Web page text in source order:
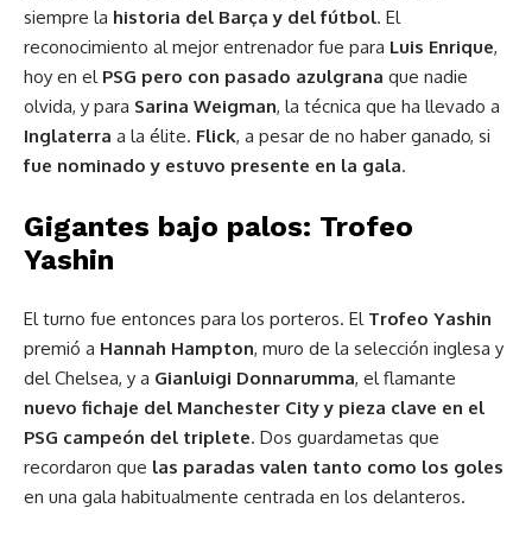
siempre la historia del Barça y del fútbol. El
reconocimiento al mejor entrenador fue para Luis Enrique,
hoy en el PSG pero con pasado azulgrana que nadie
olvida, y para Sarina Weigman, la técnica que ha llevado a
Inglaterra a la élite. Flick, a pesar de no haber ganado, si
fue nominado y estuvo presente en la gala.
Gigantes bajo palos: Trofeo
Yashin
El turno fue entonces para los porteros. El Trofeo Yashin
premió a Hannah Hampton, muro de la selección inglesa y
del Chelsea, y a Gianluigi Donnarumma, el flamante
nuevo fichaje del Manchester City y pieza clave en el
PSG campeón del triplete. Dos guardametas que
recordaron que las paradas valen tanto como los goles
en una gala habitualmente centrada en los delanteros.